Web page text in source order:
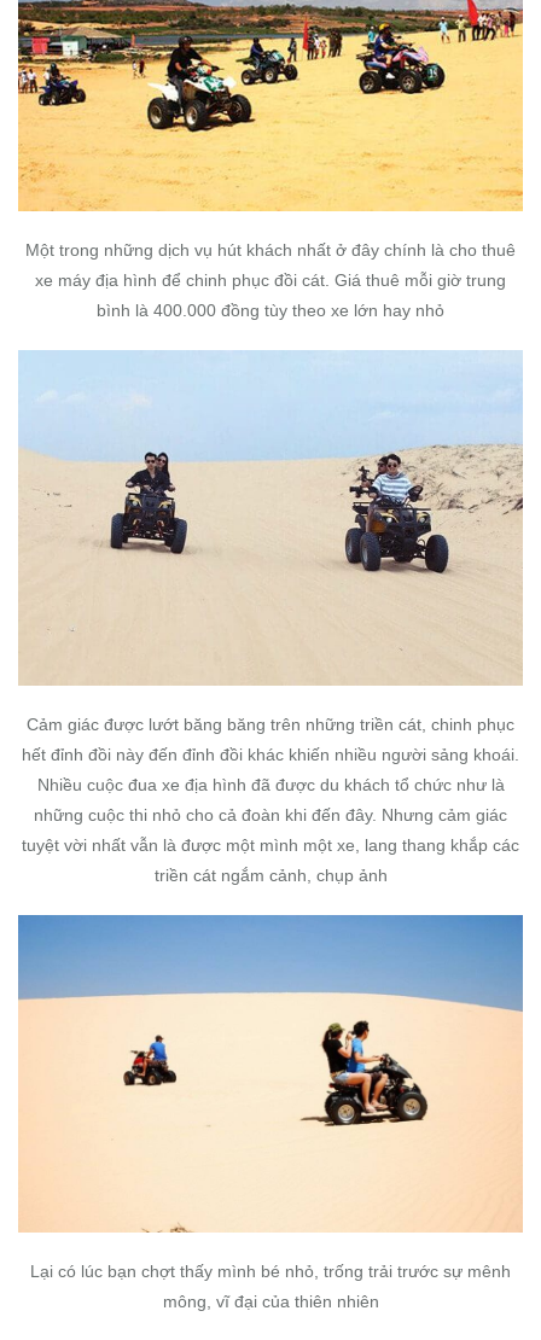
Một trong những dịch vụ hút khách nhất ở đây chính là cho thuê
xe máy địa hình để chinh phục đồi cát. Giá thuê mỗi giờ trung
bình là 400.000 đồng tùy theo xe lớn hay nhỏ
Cảm giác được lướt băng băng trên những triền cát, chinh phục
hết đỉnh đồi này đến đỉnh đồi khác khiến nhiều người sảng khoái.
Nhiều cuộc đua xe địa hình đã được du khách tổ chức như là
những cuộc thi nhỏ cho cả đoàn khi đến đây. Nhưng cảm giác
tuyệt vời nhất vẫn là được một mình một xe, lang thang khắp các
triền cát ngắm cảnh, chụp ảnh
Lại có lúc bạn chợt thấy mình bé nhỏ, trống trải trước sự mênh
mông, vĩ đại của thiên nhiên